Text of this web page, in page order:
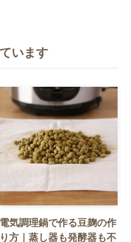
います
電気調理鍋で作る豆麹の作
り方｜蒸し器も発酵器も不